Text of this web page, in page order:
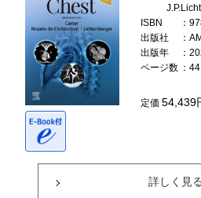
ISBN
：
出版社
：
出版年
：
ページ数 ：
定価54,439
詳しく見る